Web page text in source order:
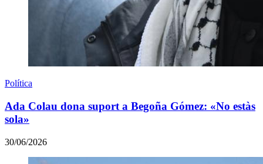
Política
Ada Colau dona suport a Begoña Gómez: «No estàs
sola»
30/06/2026